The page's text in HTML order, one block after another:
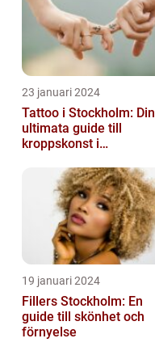
23 januari 2024
Tattoo i Stockholm: Din
ultimata guide till
kroppskonst i
19 januari 2024
Fillers Stockholm: En
guide till skönhet och
förnyelse